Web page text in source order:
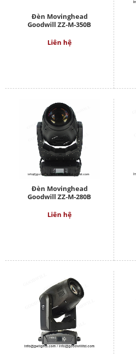
Đèn Movinghead
Goodwill ZZ-M-350B
Liên hệ
Đèn Movinghead
Goodwill ZZ-M-280B
Liên hệ